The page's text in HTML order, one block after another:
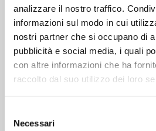
analizzare il nostro traffico.
informazioni sul modo in cui
nostri partner che si occupano di
pubblicità e social media, i quali
con altre informazioni che ha
raccolto dal suo utilizzo dei loro
delNecessari